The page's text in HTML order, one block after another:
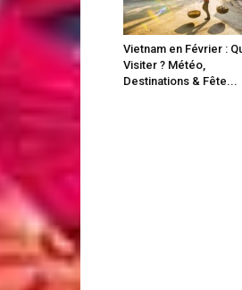
Vietnam en Février :
Visiter ? Météo,
Destinations & Fête...